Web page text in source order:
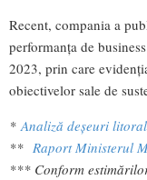
Recent, compania a
performanța de
2023, prin care
obiectivelor sale de
*Analiză deșeuri litoral
** Raport Ministerul
*** Conform